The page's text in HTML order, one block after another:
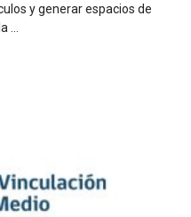
y generar espacios de